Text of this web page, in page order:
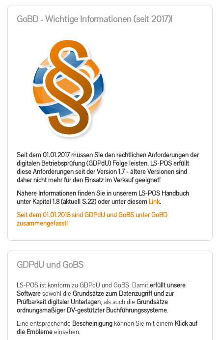
GoBD - Wichtige Informationen (seit 2017)!
Seit dem 01.01.2017 müssen Sie den rechtlichen Anforderungen der
digitalen Betriebsprüfung (GDPdU) Folge leisten. LS-POS erfüllt
diese Anforderungen seit der Version 1.7 - ältere Versionen sind
daher nicht mehr für den Einsatz im Verkauf geeignet!
Nähere Informationen finden Sie in unserem LS-POS Handbuch
unter Kapitel 1.8 (aktuell S.22) oder unter diesem Link.
Seit dem 01.01.2015 sind GDPdU und GoBS unter GoBD
zusammengefasst!
GDPdU und GoBS
LS-POS ist konform zu GDPdU und GoBS. Damiterfüllt unsere
Softwaresowohl die Grundsätze zum Datenzugriff und zur
Prüfbarkeit digitaler Unterlagen, als auch die Grundsätze
ordnungsmäßiger DV-gestützter Buchführungssysteme.
Eine entsprechende Bescheinigung können Sie mit einem Klick auf
die Emblemeeinsehen.